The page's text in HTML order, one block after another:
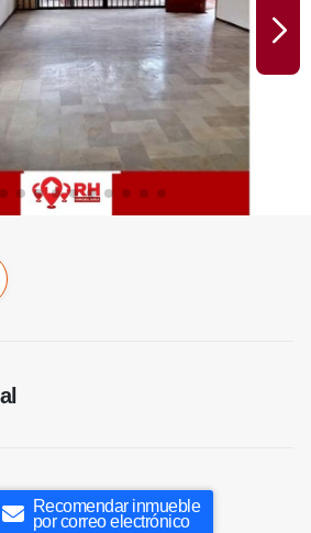
Recomendar inmueble
por correo electrónico